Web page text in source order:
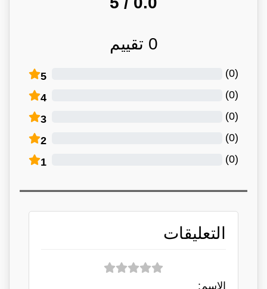
0 تقييم
5 (
0
)
4 (
0
)
3 (
0
)
2 (
0
)
1 (
0
)
التعليقات
الاسم: